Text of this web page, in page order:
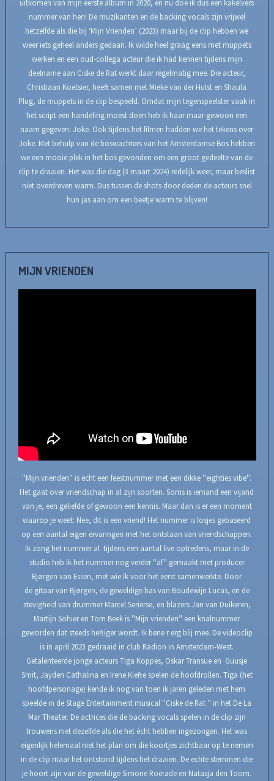
uitkomen van mijn eerste album in 2020, en nu doe ik dus een kakelvers
nummer van hen! De muzikanten en de backing vocals zijn vrijwel
hetzelfde als die bij ‘Mijn Vrienden’ (2023) maar bij de clip hebben we
weer iets geheel anders gedaan. Ik wilde heel graag eens met muppets
werken en een oud-collega acteur die ik had kennen tijdens mijn
deelname aan Ciske de Rat werkt daar regelmatig mee. Die acteur,
Christiaan Koetsier, heeft samen met Mieke van der Hulst en Shaula
Plug, de muppets in de clip bespeeld. Omdat mijn tegenspeelster vaak in
het script een handeling moest doen heb ik haar maar gewoon een
naam gegeven: Joke. Ook tijdens het filmen hadden we het tekens over
Joke. Met behulp van de boswachters van het Amsterdamse Bos hebben
we een mooie plek in het bos gevonden om een groot gedeelte van de
clip te draaien. Het was die dag (3 maart 2024) redelijk weer, maar beslist
niet overdreven warm. Dus tussen de shots door deden de acteurs snel
hun jas aan om een beetje warm te blijven!
MIJN VRIENDEN
''Mijn vrienden'' is echt een feestnummer met een dikke ''eighties vibe''.
Het gaat over vriendschap in al zijn soorten. Soms is iemand een vijand
van je, een geliefde of gewoon een kennis. Maar dan is er een moment
waarop je weet: Nee, dit is een vriend! Het nummer is losjes gebaseerd
op een aantal eigen ervaringen met het ontstaan van vriendschappen.
Ik zong het nummer al tijdens een aantal live optredens, maar in de
studio heb ik het nummer nog verder ''af'' gemaakt met producer
Bjørgen van Essen, met wie ik voor het eerst samenwerkte. Door
de gitaar van Bjørgen, de geweldige bas van Boudewijn Lucas, en de
stevigheid van drummer Marcel Serierse, en blazers Jan van Duikeren,
Martijn Sohier en Tom Beek is ''Mijn vrienden'' een knalnummer
geworden dat steeds heftiger wordt. Ik bene r erg blij mee. De videoclip
is in april 2023 gedraaid in club Radion in Amsterdam-West.
Getalenteerde jonge acteurs Tiga Koppes, Oskar Transue en Guusje
Smit, Jayden Cathalina en Irene Kiefte spelen de hoofdrollen. Tiga (het
hoofdpersonage) kende ik nog van toen ik jaren geleden met hem
speelde in de Stage Entertainment musical ''Ciske de Rat '' in het De La
Mar Theater. De actrices die de backing vocals spelen in de clip zijn
trouwens niet dezelfde als die het écht hebben ingezongen. Het was
eigenlijk helemaal niet het plan om die koortjes zichtbaar op te nemen
in de clip maar het ontstond tijdens het draaien. De echte stemmen die
je hoort zijn van de geweldige Simone Roerade en Natasja den Toom.